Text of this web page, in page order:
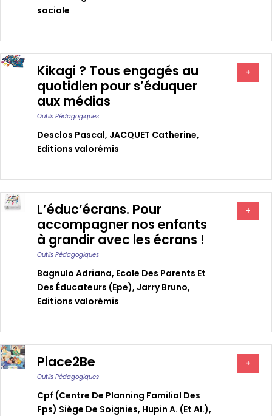
sociale
Kikagi ? Tous engagés au
quotidien pour s’éduquer
aux médias
Outils Pédagogiques
Desclos Pascal, JACQUET Catherine,
Editions valorémis
+
L’éduc’écrans. Pour
accompagner nos enfants
à grandir avec les écrans !
Outils Pédagogiques
Bagnulo Adriana, Ecole Des Parents Et
Des Éducateurs (epe), Jarry Bruno,
Editions valorémis
+
Place2Be
Outils Pédagogiques
Cpf (centre De Planning Familial Des
Fps) Siège De Soignies, Hupin A. (et Al.),
+